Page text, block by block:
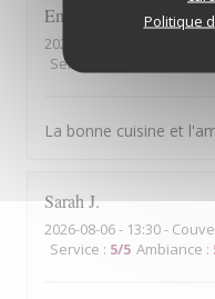
Politique
Emmanuel
2026-08-07
Service
La bonne cuisine et
Sarah J
2026-08-06- 13:30 -
Service : 5/5 Ambiance :